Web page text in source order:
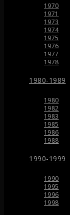
1970
1971
1973
1974
1975
1976
1977
1978
1980-1989
1980
1982
1983
1985
1986
1988
1990-1999
1990
1995
1996
1998